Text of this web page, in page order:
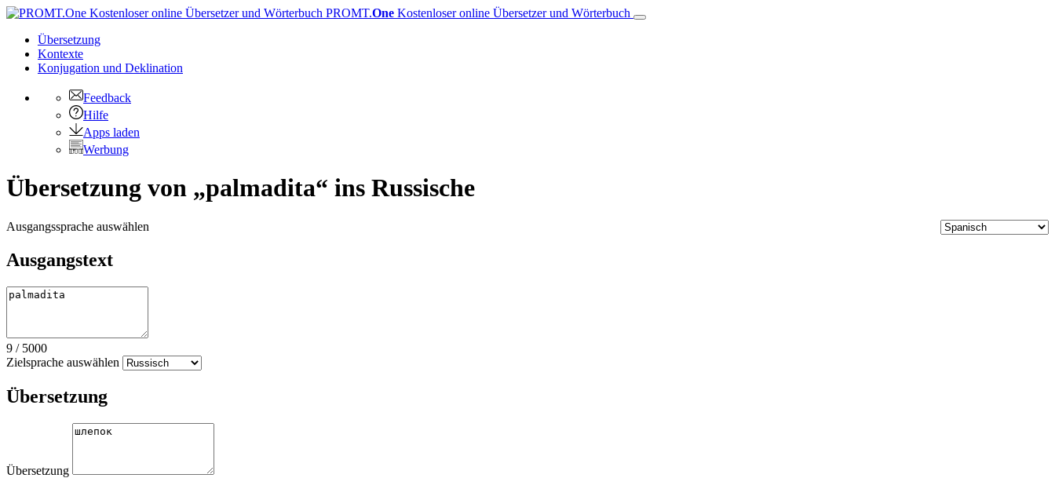
PROMT.One Kostenloser online Übersetzer und Wörterbuch
Übersetzung
Kontexte
Konjugation und Deklination
Feedback
Hilfe
Apps laden
Werbung
Übersetzung von „palmadita“ ins Russische
Ausgangssprache auswählen
Ausgangstext
9 / 5000
Zielsprache auswählen
Übersetzung
Übersetzung